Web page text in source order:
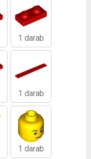
1 darab
1 darab
1 darab